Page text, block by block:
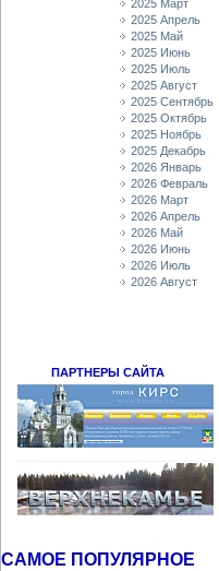
2025 Март
2025 Апрель
2025 Май
2025 Июнь
2025 Июль
2025 Август
2025 Сентябрь
2025 Октябрь
2025 Ноябрь
2025 Декабрь
2026 Январь
2026 Февраль
2026 Март
2026 Апрель
2026 Май
2026 Июнь
2026 Июль
2026 Август
ПАРТНЕРЫ САЙТА
САМОЕ ПОПУЛЯРНОЕ